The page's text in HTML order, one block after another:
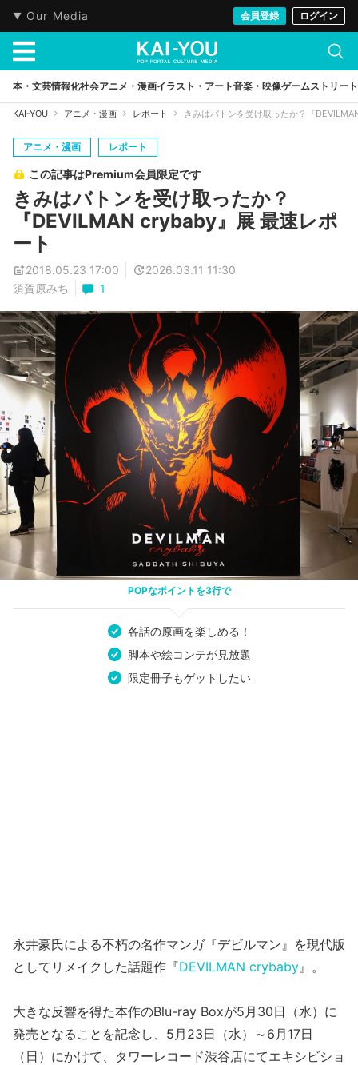
Our Media 会員登録 ログイン
本・文芸情報化社会アニメ・漫画イラスト・アート音楽・映像ゲームストリート
KAI-YOU アニメ・漫画 レポート きみはバトンを受け取ったか？『
アニメ・漫画 レポート
この記事はPremium会員限定です
きみはバトンを受け取ったか？
『DEVILMAN crybaby』展 最速レポ
ート
2018.05.23 17:00
2026.03.11 11:30
須賀原みち
1
POPなポイントを3行で
各話の原画を楽しめる！
脚本や絵コンテが見放題
限定冊子もゲットしたい
永井豪氏による不朽の名作マンガ『デビルマン』を現代版
としてリメイクした話題作『DEVILMAN crybaby』。
大きな反響を得た本作のBlu-ray Boxが5月30日（水）に
発売となることを記念し、5月23日（水）～6月17日
（日）にかけて、タワーレコード渋谷店にてエキシビショ